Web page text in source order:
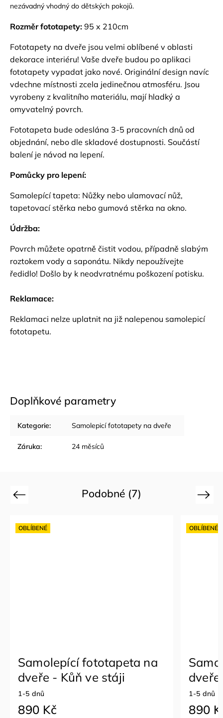
nezávadný vhodný do dětských pokojů.
Rozměr fototapety: 95 x 210cm
Fototapety na dveře jsou velmi oblíbené v oblasti
dekorace interiéru! Vaše dveře budou po aplikaci
fototapety vypadat jako nové. Originální design navíc
vdechne místnosti zcela jedinečnou atmosféru. Jsou
vyrobeny z kvalitního materiálu, mají hladký a
omyvatelný povrch.
Fototapeta bude odeslána 3-5 pracovních dnů od
objednání, nebo dle skladové dostupnosti. Součástí
balení je návod na lepení.
Pomůcky pro lepení:
Samolepící tapeta: Nůžky nebo ulamovací nůž,
tapetovací stěrka nebo gumová stěrka na okno.
Údržba:
Povrch můžete opatrně čistit vodou, případně slabým
roztokem vody a saponátu. Nikdy nepoužívejte
ředidlo! Došlo by k neodvratnému poškození potisku.
Reklamace:
Reklamaci nelze uplatnit na již nalepenou samolepicí
fototapetu.
Doplňkové parametry
Kategorie: Samolepicí fototapety na dveře
Záruka: 24 měsíců
Podobné (7)
Previous
OBLÍBENÉ
Samolepící fototapeta na
dveře - Kůň ve stáji
1-5 dnů
890 Kč
OBLÍBENÉ
1-5 dnů
890
Next